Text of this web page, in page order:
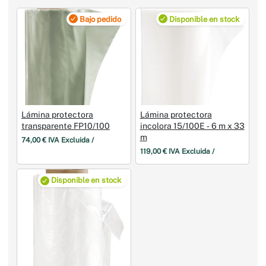
Bajo pedido
Lámina protectora
transparente FP10/100
74,00 € IVA Excluida /
Disponible en stock
Lámina protectora
incolora 15/100E ‑ 6 m x 33
m
119,00 € IVA Excluida /
Disponible en stock